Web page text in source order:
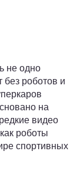
не одно
без роботов и
на
видео
роботы
спортивных